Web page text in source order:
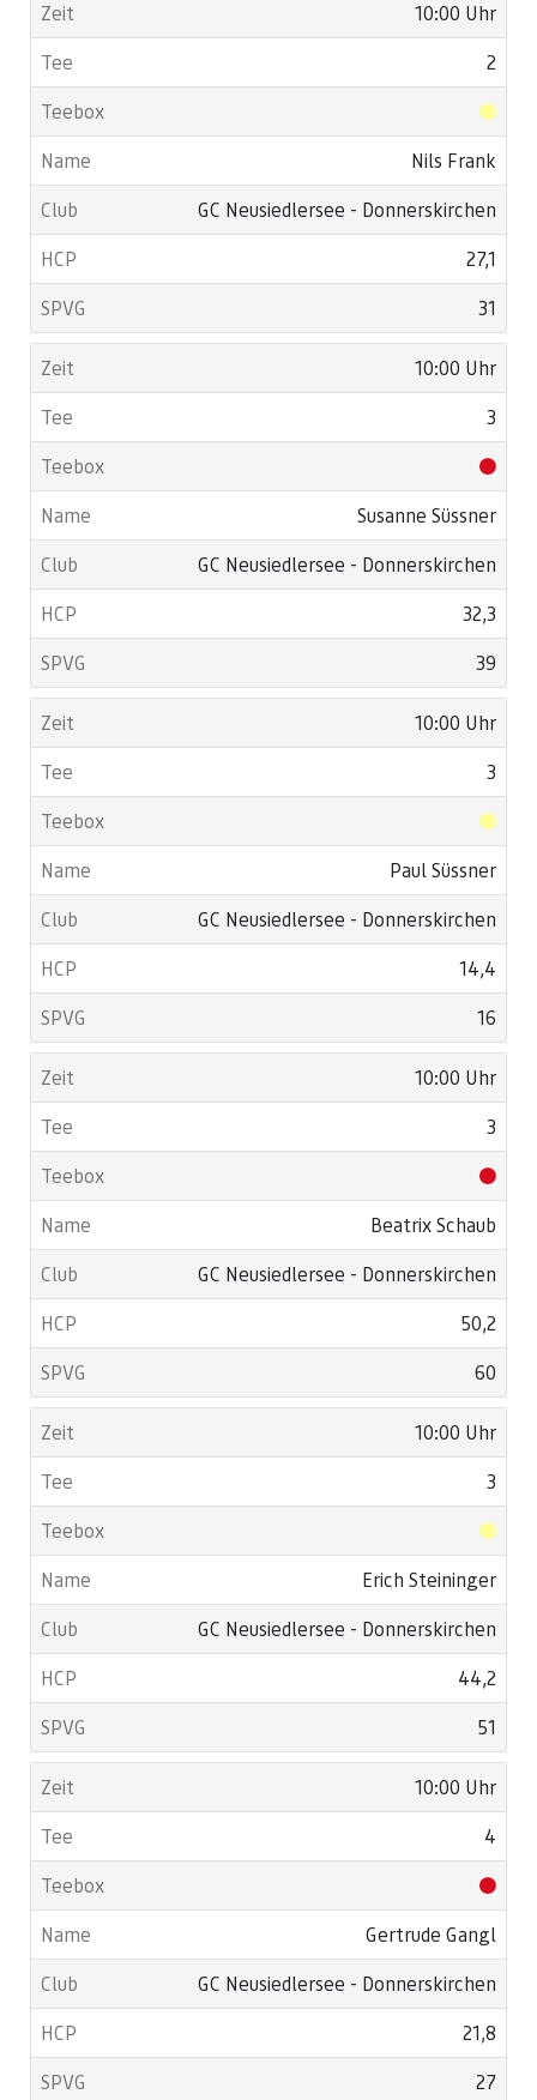
10:00 Uhr
2
Nils Frank
GC Neusiedlersee - Donnerskirchen
27,1
31
10:00 Uhr
3
Susanne Süssner
GC Neusiedlersee - Donnerskirchen
32,3
39
10:00 Uhr
3
Paul Süssner
GC Neusiedlersee - Donnerskirchen
14,4
16
10:00 Uhr
3
Beatrix Schaub
GC Neusiedlersee - Donnerskirchen
50,2
60
10:00 Uhr
3
Erich Steininger
GC Neusiedlersee - Donnerskirchen
44,2
51
10:00 Uhr
4
Gertrude Gangl
GC Neusiedlersee - Donnerskirchen
21,8
27